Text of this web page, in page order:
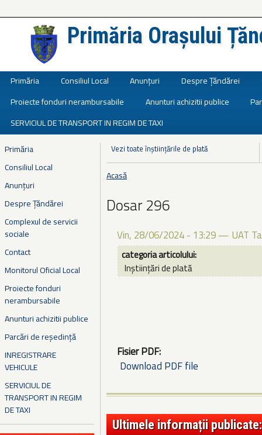
Primăria Orașului
Primăria Consiliul Local Anunțuri Despre Țăndărei
Proiecte fonduri nerambursabile
Anunturi achizitii publice
SERVICIUL DE TRANSPORT IN REGIM DE TAXI
Primăria
Consiliul Local
Anunțuri
Despre Țăndărei
Complexul de servicii
sociale
Contact
Monitorul Oficial Local
Proiecte fonduri
nerambursabile
Anunturi achizitii publice
Parcări de reședință
INREGISTRARE
VEHICULE
SERVICIUL DE
TRANSPORT IN REGIM
DE TAXI
Vezi toate înștiințările de plată
Eşti aici
Acasă
Dosar 296
Vin, 28/06/2024 - 13:29 — UAT
categoria articolului:
Inștiințări de plată
Fisier PDF:
Download PDF file
Ultimele informații publicate: